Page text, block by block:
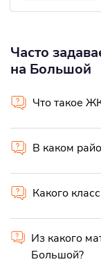
Часто
на Большой
Что такое
В каком
Какого
Из какого
Большой?